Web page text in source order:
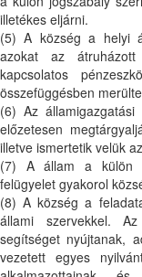
illetékes eljárni.
(5) A község a helyi
azokat az átruházott
kapcsolatos
összefüggésben
(6) Az
előzetesen
illetve ismertetik velük
(7) A állam a külön
felügyelet gyakorol
(8) A község a
állami szervekkel.
segítséget nyújtanak,
vezetett egyes